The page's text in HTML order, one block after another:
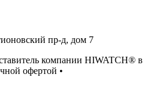
пр-д, дом 7
компании HIWATCH® в
офертой •